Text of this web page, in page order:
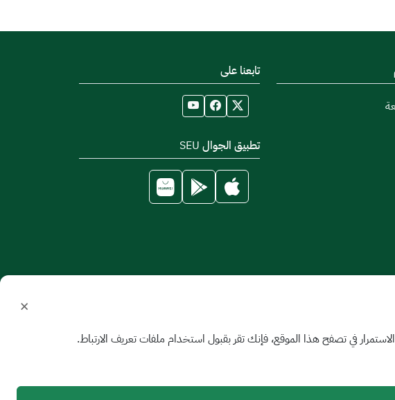
تابعنا على
تطبيق الجوال SEU
×
في تصفح هذا الموقع، فإنك تقر بقبول استخدام ملفات تعريف الارتباط.